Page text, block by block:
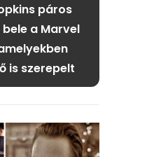
páros
a Marvel
is szerepelt